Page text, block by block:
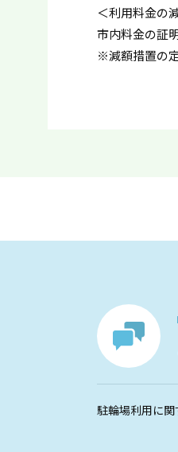
＜利用料金の
市内料金の証
※減額措置の
駐輪場利用に関